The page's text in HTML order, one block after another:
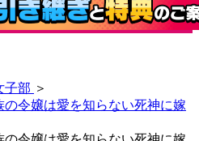
子部 ＞
令嬢は愛を知らない死神に嫁